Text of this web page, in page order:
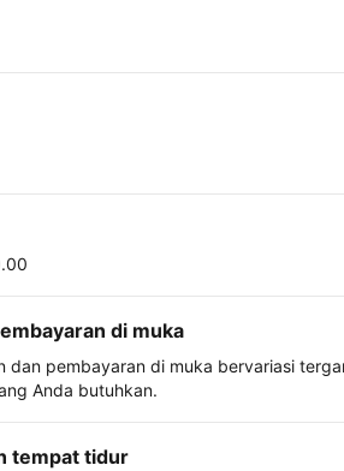
di muka
dan pembayaran di muka bervariasi
Anda butuhkan.
tempat tidur